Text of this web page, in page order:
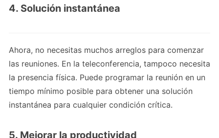
4. Solución instantánea
Ahora, no necesitas muchos arreglos para comenzar
las reuniones. En la teleconferencia, tampoco necesita
la presencia física. Puede programar la reunión en un
tiempo mínimo posible para obtener una solución
instantánea para cualquier condición crítica.
5. Mejorar la productividad